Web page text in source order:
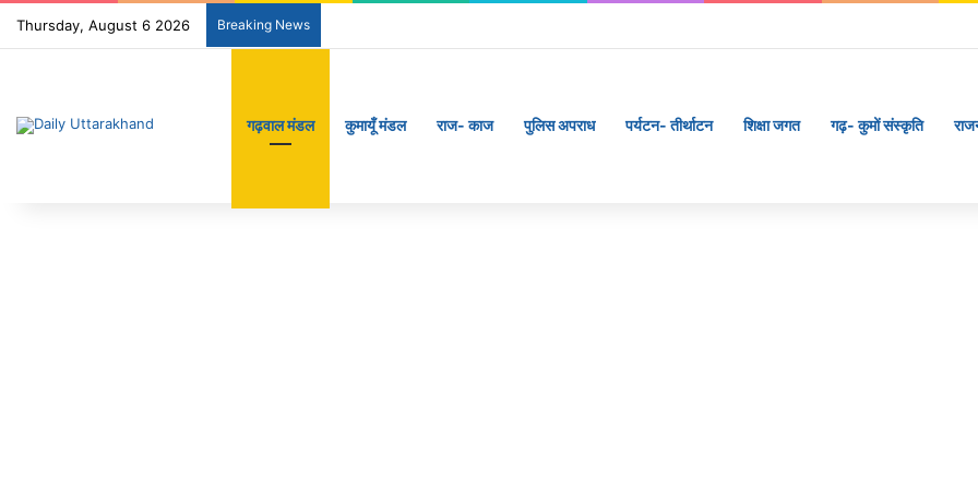
Thursday, August 6 2026 Breaking News
गढ़वाल मंडल कुमायूँ मंडल राज- काज पुलिस अपराध पर्यटन- तीर्थाटन शिक्षा जगत गढ़- कुमों संस्कृति